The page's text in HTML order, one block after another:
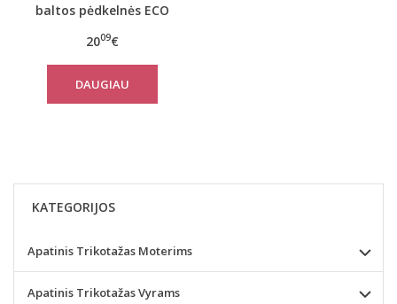
baltos pėdkelnės ECO
2009€
DAUGIAU
KATEGORIJOS
Apatinis Trikotažas Moterims
Apatinis Trikotažas Vyrams